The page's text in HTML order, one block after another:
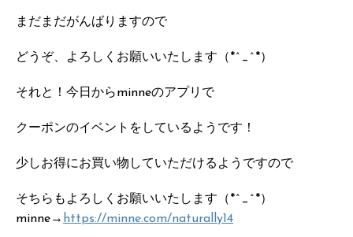
まだまだがんばりますので
どうぞ、よろしくお願いいたします（*^_^*）
それと！今日からminneのアプリで
クーポンのイベントをしているようです！
少しお得にお買い物していただけるようですので
そちらもよろしくお願いいたします（*^_^*）
minne→ https://minne.com/naturally14